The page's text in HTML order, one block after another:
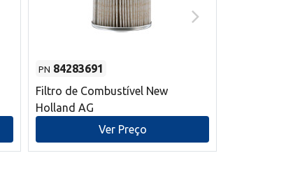
PN 84283691
Filtro de Combustível New
Holland AG
Ver Preço